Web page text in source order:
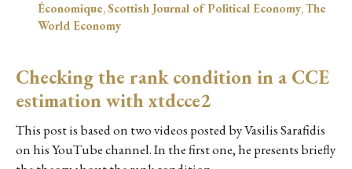
Économique,Scottish Journal of Political Economy,The
World Economy
Checking the rank condition in a CCE
estimation with xtdcce2
This post is based on two videos posted by Vasilis Sarafidis
on his YouTube channel. In the first one, he presents briefly